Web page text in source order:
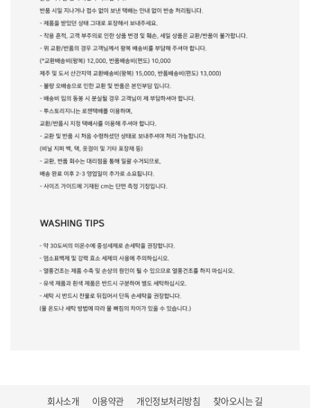
회사소개 이용약관 개인정보처리방침 찾아오시는 길